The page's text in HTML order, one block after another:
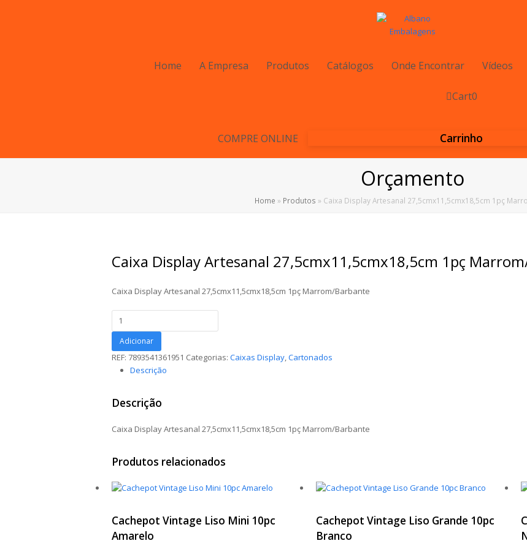
Home A Empresa Produtos Catálogos Onde Encontrar Vídeos
COMPRE ONLINE
Cart0
Carrinho
Orçamento
Home » Produtos » Caixa Display Artesanal 27,5cmx11,5cmx18,5cm 1pç
Caixa Display Artesanal 27,5cmx11,5cmx18,5cm 1pç
Caixa Display Artesanal 27,5cmx11,5cmx18,5cm 1pç Marrom/Barbante
Caixa
Display
Artesanal
27,5cmx11,5cmx18,5cm
1pç
Adicionar
REF: 7893541361951 Categorias: Caixas Display,Cartonados
Descrição
Descrição
Caixa Display Artesanal 27,5cmx11,5cmx18,5cm 1pç Marrom/Barbante
Produtos relacionados
Cachepot Vintage Liso Mini 10pc
Amarelo
Cachepot Vintage Liso Grande 10pc
Branco